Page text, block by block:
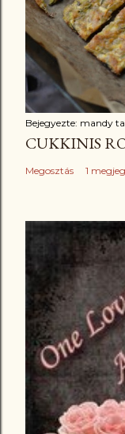
Bejegyezte: mandy
CUKKINIS
Megosztás 1